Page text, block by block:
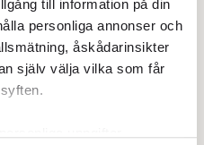
till information på din
personliga annonser och
åskådarinsikter
själv välja vilka som får
och sten i glashus
och Stalin
igen, Vänsterpartiet!